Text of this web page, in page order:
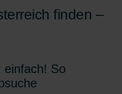
finden –
einfach! So